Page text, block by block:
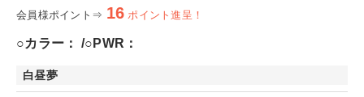
会員様ポイント⇒ 16 ポイント進呈！
○カラー： ○PWR：
白昼夢